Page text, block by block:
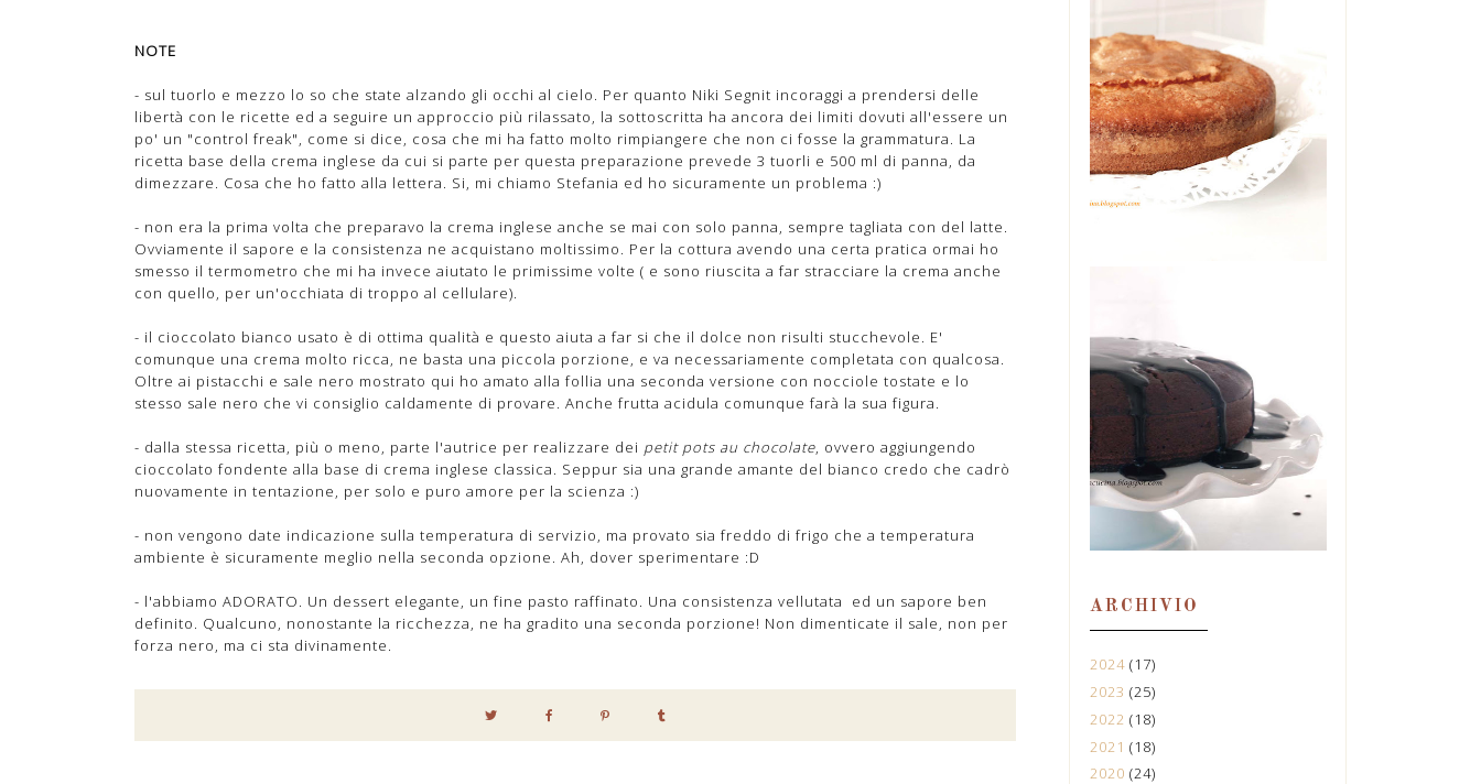
NOTE
- sul tuorlo e mezzo lo so che state alzando gli occhi al cielo. Per quanto Niki Segnit incoraggi a prendersi delle
libertà con le ricette ed a seguire un approccio più rilassato, la sottoscritta ha ancora dei limiti dovuti all'essere un
po' un "control freak", come si dice, cosa che mi ha fatto molto rimpiangere che non ci fosse la grammatura. La
ricetta base della crema inglese da cui si parte per questa preparazione prevede 3 tuorli e 500 ml di panna, da
dimezzare. Cosa che ho fatto alla lettera. Si, mi chiamo Stefania ed ho sicuramente un problema :)
- non era la prima volta che preparavo la crema inglese anche se mai con solo panna, sempre tagliata con del latte.
Ovviamente il sapore e la consistenza ne acquistano moltissimo. Per la cottura avendo una certa pratica ormai ho
smesso il termometro che mi ha invece aiutato le primissime volte ( e sono riuscita a far stracciare la crema anche
con quello, per un'occhiata di troppo al cellulare).
- il cioccolato bianco usato è di ottima qualità e questo aiuta a far si che il dolce non risulti stucchevole. E'
comunque una crema molto ricca, ne basta una piccola porzione, e va necessariamente completata con qualcosa.
Oltre ai pistacchi e sale nero mostrato qui ho amato alla follia una seconda versione con nocciole tostate e lo
stesso sale nero che vi consiglio caldamente di provare. Anche frutta acidula comunque farà la sua figura.
- dalla stessa ricetta, più o meno, parte l'autrice per realizzare dei petit pots au chocolate, ovvero aggiungendo
cioccolato fondente alla base di crema inglese classica. Seppur sia una grande amante del bianco credo che cadrò
nuovamente in tentazione, per solo e puro amore per la scienza :)
- non vengono date indicazione sulla temperatura di servizio, ma provato sia freddo di frigo che a temperatura
ambiente è sicuramente meglio nella seconda opzione. Ah, dover sperimentare :D
- l'abbiamo ADORATO. Un dessert elegante, un fine pasto raffinato. Una consistenza vellutata ed un sapore ben
definito. Qualcuno, nonostante la ricchezza, ne ha gradito una seconda porzione! Non dimenticate il sale, non per
forza nero, ma ci sta divinamente.
TORTA ALLO
YOGURT DI
MAMMA
Oggi è il mio compleanno. Ma
non starò a farvi vedere il
cheesecake che è in frigo
pronto per stase...
THE COCA-COLA
CAKE
L'avete sentita nominare
diverse volte, su questo blog.
Zia Angela era in casa mia
una so...
ARCHIVIO
2024 (17)
2023 (25)
2022 (18)
2021 (18)
2020 (24)